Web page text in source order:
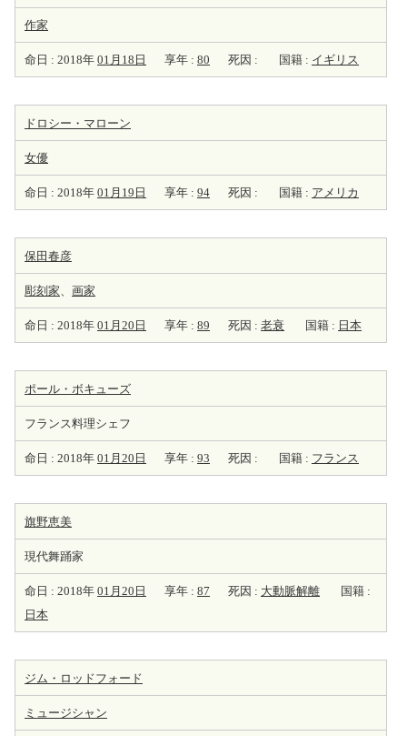
作家
命日 : 2018年 01月18日 享年 : 80 死因 : 国籍 : イギリス
ドロシー・マローン
女優
命日 : 2018年 01月19日 享年 : 94 死因 : 国籍 : アメリカ
保田春彦
彫刻家、 画家
命日 : 2018年 01月20日 享年 : 89 死因 : 老衰 国籍 : 日本
ポール・ボキューズ
フランス料理シェフ
命日 : 2018年 01月20日 享年 : 93 死因 : 国籍 : フランス
旗野恵美
現代舞踊家
命日 : 2018年 01月20日 享年 : 87 死因 : 大動脈解離
国籍 :
日本
ジム・ロッドフォード
ミュージシャン